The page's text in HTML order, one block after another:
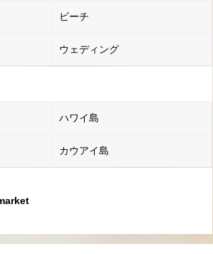
ビーチ
ウェディング
ハワイ島
カウアイ島